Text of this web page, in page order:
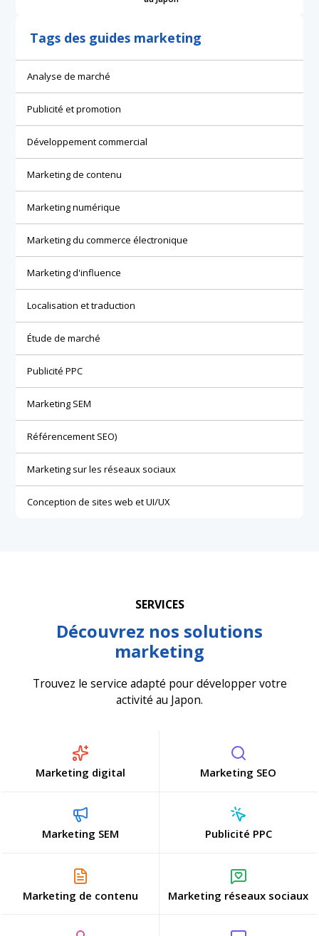
Tags des guides marketing
Analyse de marché
Publicité et promotion
Développement commercial
Marketing de contenu
Marketing numérique
Marketing du commerce électronique
Marketing d'influence
Localisation et traduction
Étude de marché
Publicité PPC
Marketing SEM
Référencement SEO)
Marketing sur les réseaux sociaux
Conception de sites web et UI/UX
SERVICES
Découvrez nos solutions
marketing
Trouvez le service adapté pour développer votre
activité au Japon.
Marketing digital Marketing SEO
Marketing SEM Publicité PPC
Marketing de contenu Marketing réseaux sociaux